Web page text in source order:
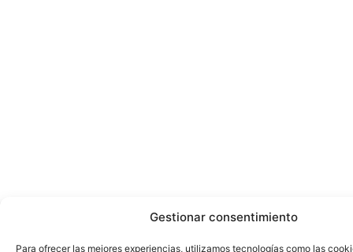
Gestionar consentimiento
Para ofrecer las mejores experiencias, utilizamos tecnologías como las